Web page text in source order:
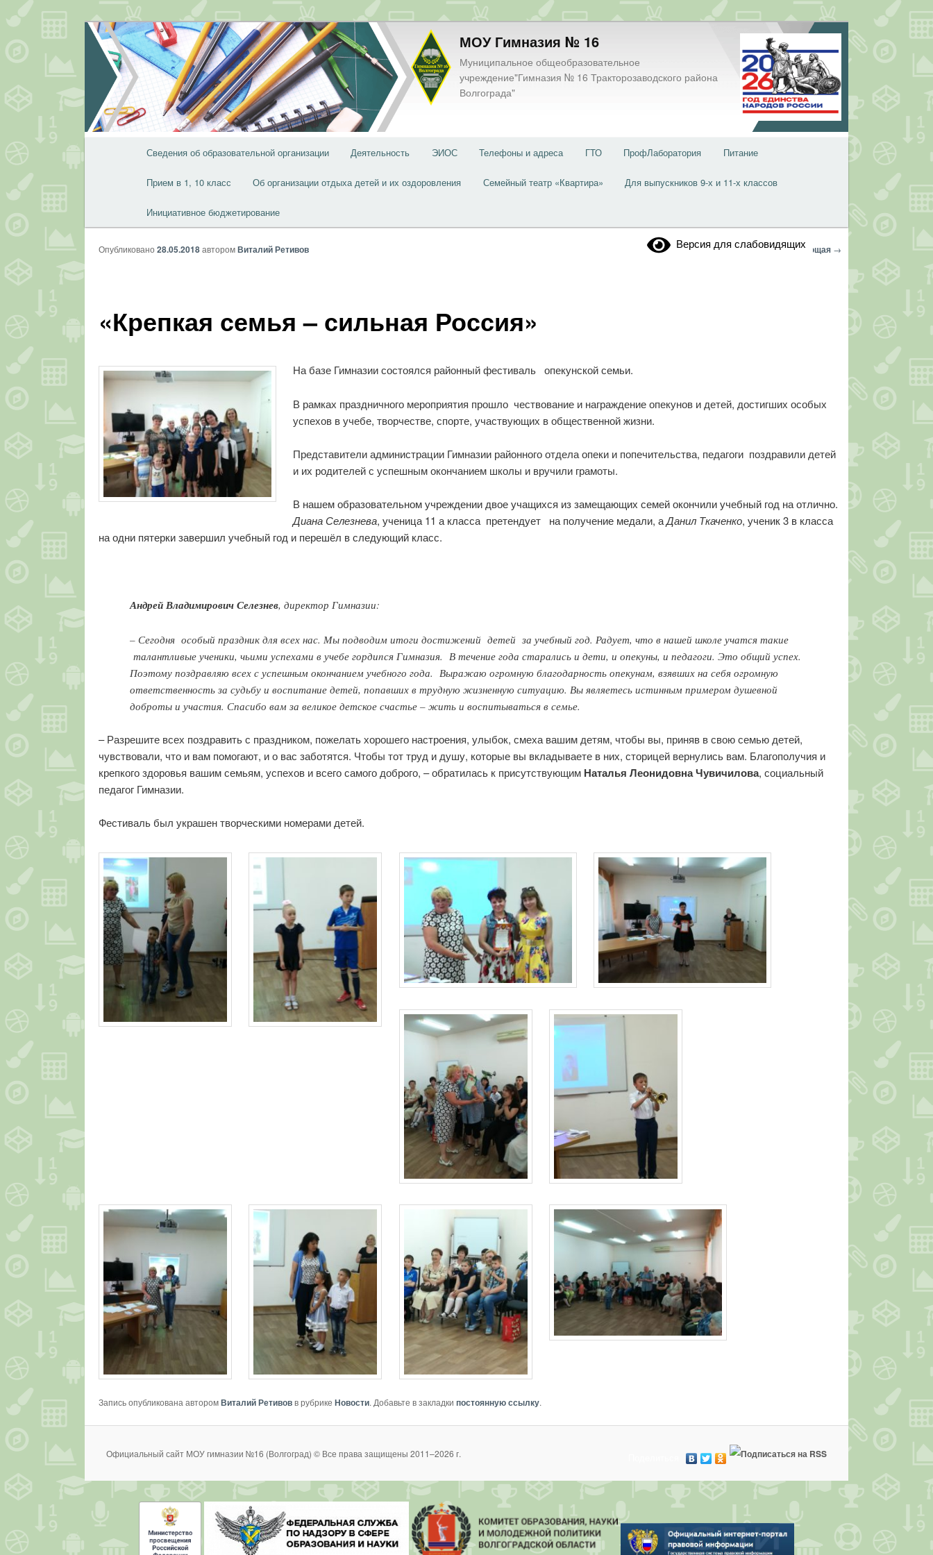
Перейти
к
основному
содержимому
МОУ Гимназия № 16
Муниципальное общеобразовательное
учреждение"Гимназия № 16 Тракторозаводского района
Волгограда"
Сведения об образовательной организации Деятельность ЭИОС Телефоны и адреса ГТО ПрофЛаборатория Питание
Прием в 1, 10 класс Об организации отдыха детей и их оздоровления Семейный театр «Квартира» Для выпускников 9-х и 11-х классов
Инициативное бюджетирование
Версия для слабовидящих
Навигация
← Предыдущая Следующая →
«Крепкая семья – сильная Россия»
Опубликовано 28.05.2018авторомВиталий Ретивов
На базе Гимназии состоялся районный фестиваль опекунской семьи.
В рамках праздничного мероприятия прошло чествование и награждение опекунов и детей, достигших особых
успехов в учебе, творчестве, спорте, участвующих в общественной жизни.
Представители администрации Гимназии районного отдела опеки и попечительства, педагоги поздравили детей
и их родителей с успешным окончанием школы и вручили грамоты.
В нашем образовательном учреждении двое учащихся из замещающих семей окончили учебный год на отлично.
Диана Селезнева, ученица 11 а класса претендует на получение медали, аДанил Ткаченко, ученик 3 в класса
на одни пятерки завершил учебный год и перешёл в следующий класс.
Андрей Владимирович Селезнев, директор Гимназии:
– Сегодня особый праздник для всех нас. Мы подводим итоги достижений детей за учебный год. Радует, что в нашей школе учатся такие
талантливые ученики, чьими успехами в учебе гордиnся Гимназия. В течение года старались и дети, и опекуны, и педагоги. Это общий успех.
Поэтому поздравляю всех с успешным окончанием учебного года. Выражаю огромную благодарность опекунам, взявших на себя огромную
ответственность за судьбу и воспитание детей, попавших в трудную жизненную ситуацию. Вы являетесь истинным примером душевной
доброты и участия. Спасибо вам за великое детское счастье – жить и воспитываться в семье.
– Разрешите всех поздравить с праздником, пожелать хорошего настроения, улыбок, смеха вашим детям, чтобы вы, приняв в свою семью детей,
чувствовали, что и вам помогают, и о вас заботятся. Чтобы тот труд и душу, которые вы вкладываете в них, сторицей вернулись вам. Благополучия и
крепкого здоровья вашим семьям, успехов и всего самого доброго, – обратилась к присутствующим Наталья Леонидовна Чувичилова, социальный
педагог Гимназии.
Фестиваль был украшен творческими номерами детей.
Запись опубликована авторомВиталий Ретивовв рубрике Новости. Добавьте в закладки постоянную ссылку.
Официальный сайт МОУ гимназии №16 (Волгоград) © Все права защищены 2011–2026 г.